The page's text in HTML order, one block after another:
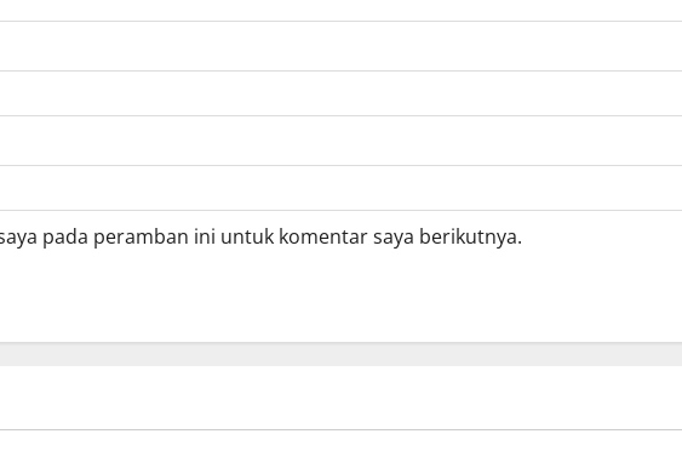
pada peramban ini untuk komentar saya berikutnya.